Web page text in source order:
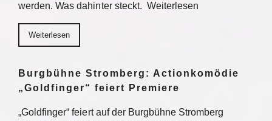
werden. Was dahinter steckt. Weiterlesen
Weiterlesen
Burgbühne Stromberg: Actionkomödie
„Goldfinger“ feiert Premiere
„Goldfinger“ feiert auf der Burgbühne Stromberg